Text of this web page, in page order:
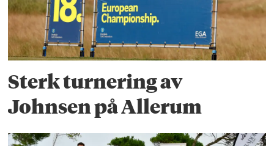
Sterk turnering av
Johnsen på Allerum